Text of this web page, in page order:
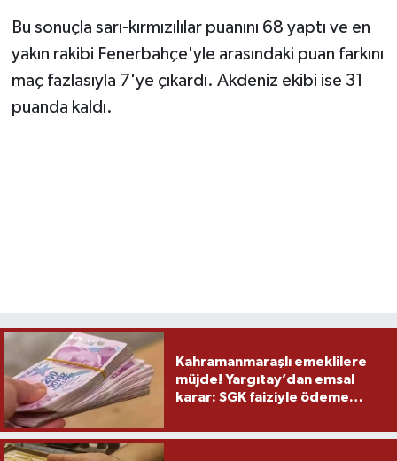
Bu sonuçla sarı-kırmızılılar puanını 68 yaptı ve en
yakın rakibi Fenerbahçe'yle arasındaki puan farkını
maç fazlasıyla 7'ye çıkardı. Akdeniz ekibi ise 31
puanda kaldı.
Kahramanmaraşlı emeklilere
müjde! Yargıtay’dan emsal
karar: SGK faiziyle ödeme